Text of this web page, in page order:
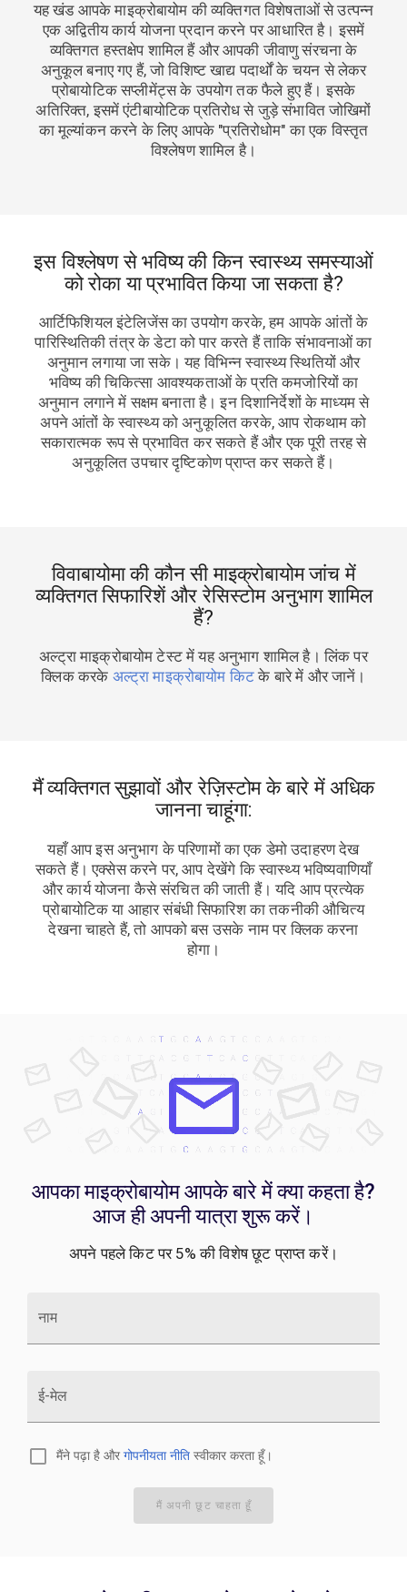
यह खंड आपके माइक्रोबायोम की व्यक्तिगत विशेषताओं से उत्पन्न
एक अद्वितीय कार्य योजना प्रदान करने पर आधारित है। इसमें
व्यक्तिगत हस्तक्षेप शामिल हैं और आपकी जीवाणु संरचना के
अनुकूल बनाए गए हैं, जो विशिष्ट खाद्य पदार्थों के चयन से लेकर
प्रोबायोटिक सप्लीमेंट्स के उपयोग तक फैले हुए हैं। इसके
अतिरिक्त, इसमें एंटीबायोटिक प्रतिरोध से जुड़े संभावित जोखिमों
का मूल्यांकन करने के लिए आपके "प्रतिरोधोम" का एक विस्तृत
विश्लेषण शामिल है।
इस विश्लेषण से भविष्य की किन स्वास्थ्य समस्याओं
को रोका या प्रभावित किया जा सकता है?
आर्टिफिशियल इंटेलिजेंस का उपयोग करके, हम आपके आंतों के
पारिस्थितिकी तंत्र के डेटा को पार करते हैं ताकि संभावनाओं का
अनुमान लगाया जा सके। यह विभिन्न स्वास्थ्य स्थितियों और
भविष्य की चिकित्सा आवश्यकताओं के प्रति कमजोरियों का
अनुमान लगाने में सक्षम बनाता है। इन दिशानिर्देशों के माध्यम से
अपने आंतों के स्वास्थ्य को अनुकूलित करके, आप रोकथाम को
सकारात्मक रूप से प्रभावित कर सकते हैं और एक पूरी तरह से
अनुकूलित उपचार दृष्टिकोण प्राप्त कर सकते हैं।
विवाबायोमा की कौन सी माइक्रोबायोम जांच में
व्यक्तिगत सिफारिशें और रेसिस्टोम अनुभाग शामिल
हैं?
अल्ट्रा माइक्रोबायोम टेस्ट में यह अनुभाग शामिल है। लिंक पर
क्लिक करके अल्ट्रा माइक्रोबायोम किटके बारे में और जानें।
मैं व्यक्तिगत सुझावों और रेज़िस्टोम के बारे में अधिक
जानना चाहूंगा:
यहाँ आप इस अनुभाग के परिणामों का एक डेमो उदाहरण देख
सकते हैं। एक्सेस करने पर, आप देखेंगे कि स्वास्थ्य भविष्यवाणियाँ
और कार्य योजना कैसे संरचित की जाती हैं। यदि आप प्रत्येक
प्रोबायोटिक या आहार संबंधी सिफारिश का तकनीकी औचित्य
देखना चाहते हैं, तो आपको बस उसके नाम पर क्लिक करना
होगा।
आपका माइक्रोबायोम आपके बारे में क्या कहता है?
आज ही अपनी यात्रा शुरू करें।
अपने पहले किट पर 5% की विशेष छूट प्राप्त करें।
नाम
ई-मेल
मैंने पढ़ा है और गोपनीयता नीतिस्वीकार करता हूँ।
मैं अपनी छूट चाहता हूँ